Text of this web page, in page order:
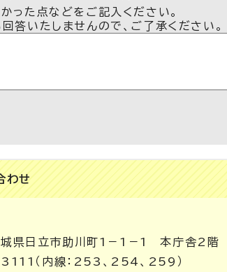
った点などをご記入ください。
答いたしませんので、ご了承ください。
わせ
県日立市助川町1－1－1 本庁舎2階
（内線：253、254、259）